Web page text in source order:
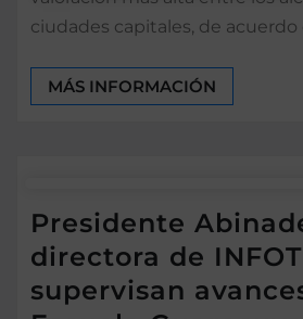
ciudades capitales, de acuerdo
MÁS INFORMACIÓN
Presidente
directora de
supervisan